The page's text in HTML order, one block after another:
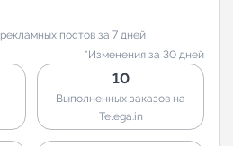
рекламных постов за 7 дней
*Изменения за 30 дней
10
Выполненных заказов на
Telega.in